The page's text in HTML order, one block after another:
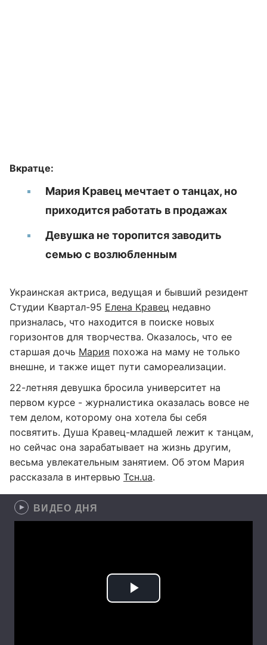
Вкратце:
Мария Кравец мечтает о танцах, но
приходится работать в продажах
Девушка не торопится заводить
семью с возлюбленным
Украинская актриса, ведущая и бывший резидент
Студии Квартал-95 Елена Кравец недавно
призналась, что находится в поиске новых
горизонтов для творчества. Оказалось, что ее
старшая дочь Мария похожа на маму не только
внешне, и также ищет пути самореализации.
22-летняя девушка бросила университет на
первом курсе - журналистика оказалась вовсе не
тем делом, которому она хотела бы себя
посвятить. Душа Кравец-младшей лежит к танцам,
но сейчас она зарабатывает на жизнь другим,
весьма увлекательным занятием. Об этом Мария
рассказала в интервью Тсн.ua.
ВИДЕО ДНЯ